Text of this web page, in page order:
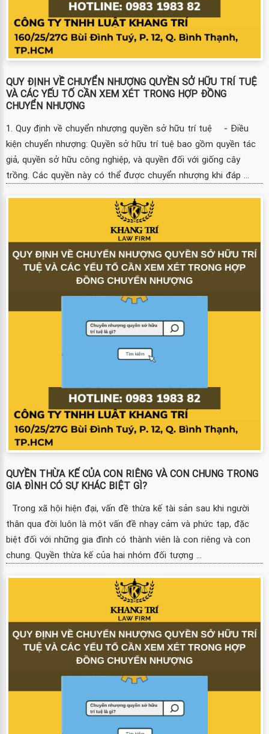
QUY ĐỊNH VỀ CHUYỂN NHƯỢNG QUYỀN SỞ HỮU TRÍ TUỆ
VÀ CÁC YẾU TỐ CẦN XEM XÉT TRONG HỢP ĐỒNG
CHUYỂN NHƯỢNG
1. Quy định về chuyển nhượng quyền sở hữu trí tuệ - Điều
kiện chuyển nhượng: Quyền sở hữu trí tuệ bao gồm quyền tác
giả, quyền sở hữu công nghiệp, và quyền đối với giống cây
trồng. Các quyền này có thể được chuyển nhượng khi đáp ...
QUYỀN THỪA KẾ CỦA CON RIÊNG VÀ CON CHUNG TRONG
GIA ĐÌNH CÓ SỰ KHÁC BIỆT GÌ?
Trong xã hội hiện đại, vấn đề thừa kế tài sản sau khi người
thân qua đời luôn là một vấn đề nhạy cảm và phức tạp, đặc
biệt đối với những gia đình có thành viên là con riêng và con
chung. Quyền thừa kế của hai nhóm đối tượng ...